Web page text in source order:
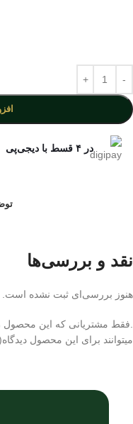
در ۴ قسط با دیجی‌پی
نقد و بررسی‌ها
هنوز بررسی‌ای ثبت نشده است.
.فقط مشتریانی که این محصول
میتوانند برای این محصول